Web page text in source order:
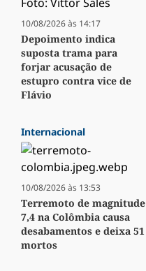
10/08/2026 às 14:17
Depoimento indica
suposta trama para
forjar acusação de
estupro contra vice de
Flávio
Internacional
10/08/2026 às 13:53
Terremoto de magnitude
7,4 na Colômbia causa
desabamentos e deixa 51
mortos